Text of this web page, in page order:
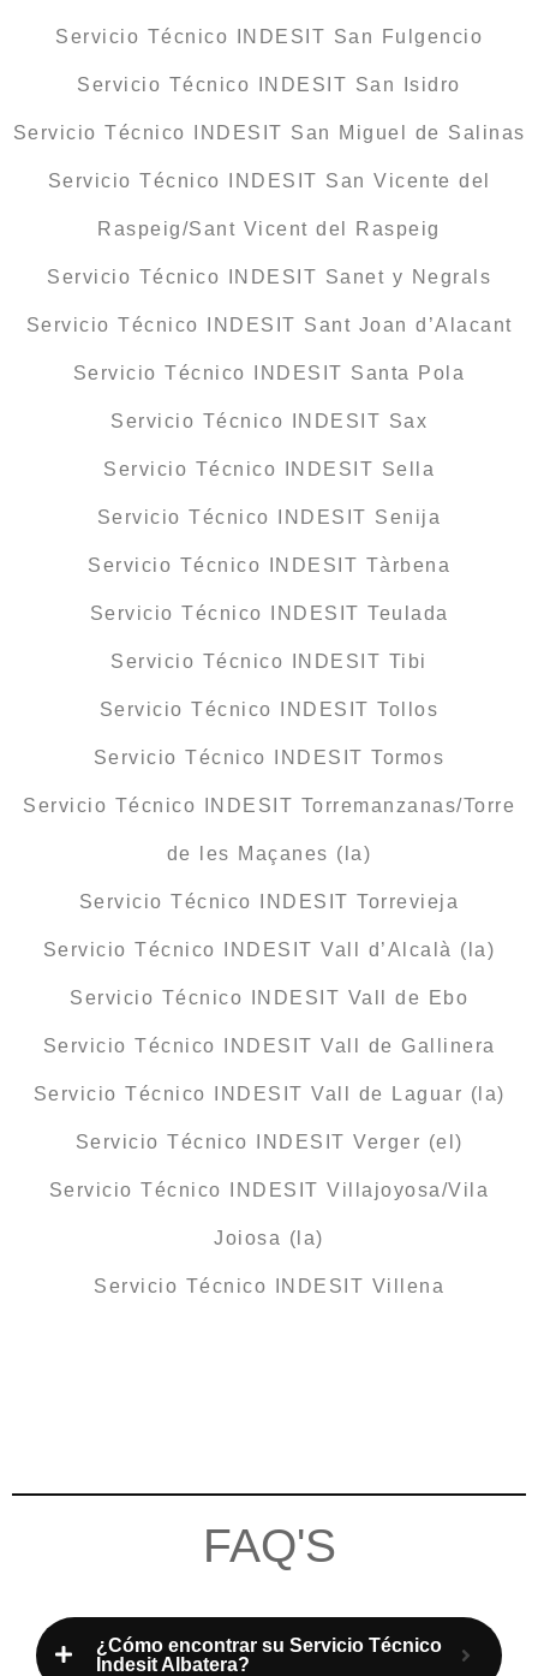
Servicio Técnico INDESIT San Fulgencio
Servicio Técnico INDESIT San Isidro
Servicio Técnico INDESIT San Miguel de Salinas
Servicio Técnico INDESIT San Vicente del
Raspeig/Sant Vicent del Raspeig
Servicio Técnico INDESIT Sanet y Negrals
Servicio Técnico INDESIT Sant Joan d’Alacant
Servicio Técnico INDESIT Santa Pola
Servicio Técnico INDESIT Sax
Servicio Técnico INDESIT Sella
Servicio Técnico INDESIT Senija
Servicio Técnico INDESIT Tàrbena
Servicio Técnico INDESIT Teulada
Servicio Técnico INDESIT Tibi
Servicio Técnico INDESIT Tollos
Servicio Técnico INDESIT Tormos
Servicio Técnico INDESIT Torremanzanas/Torre
de les Maçanes (la)
Servicio Técnico INDESIT Torrevieja
Servicio Técnico INDESIT Vall d’Alcalà (la)
Servicio Técnico INDESIT Vall de Ebo
Servicio Técnico INDESIT Vall de Gallinera
Servicio Técnico INDESIT Vall de Laguar (la)
Servicio Técnico INDESIT Verger (el)
Servicio Técnico INDESIT Villajoyosa/Vila
Joiosa (la)
Servicio Técnico INDESIT Villena
FAQ'S
¿Cómo encontrar su Servicio Técnico
Indesit Albatera?